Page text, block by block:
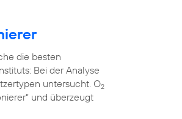
die besten
Bei der Analyse
untersucht. O2
und überzeugt